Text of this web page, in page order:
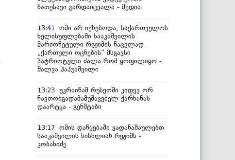
ნათესავი გარდაიცვალა - მედია
13:41
ომი არ იქნებოდა, საქართველოს
ხელისუფლებაში სააკაშვილის
მარიონეტული რეჟიმის ნაცვლად
„ქართული ოცნების“ მსგავსი
პატრიოტული ძალა რომ ყოფილიყო -
შალვა პაპუაშვილი
13:23 უკრაინამ რუსეთში კიდევ ორ
ნავთობგადამამუშავებელ ქარხანას
დაარტყა - გენშტაბი
13:17 ომის დაწყებაში ვადანაშაულებთ
სააკაშვილის სისხლიან რეჟიმს -
კობახიძე